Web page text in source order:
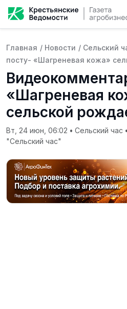
Главная / Новости / Сельский
посту- «Шагреневая кожа»
«Шагреневая
сельской
Вт, 24 июн, 06:02 • Сельский час •
"Сельский час"